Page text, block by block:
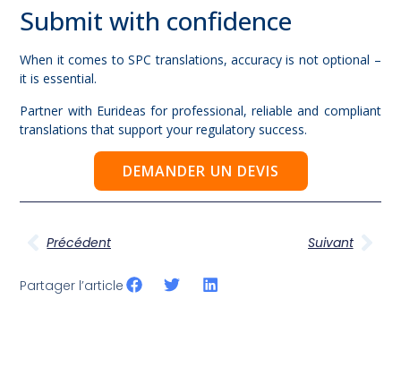
Submit with confidence
When it comes to SPC translations, accuracy is not optional –
it is essential.
Partner with Eurideas for professional, reliable and compliant
translations that support your regulatory success.
DEMANDER UN DEVIS
Précédent Suivant
Partager l’article